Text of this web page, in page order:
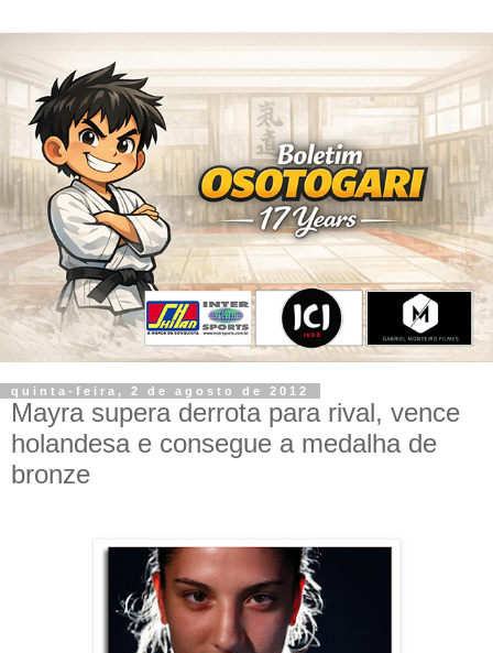
quinta-feira, 2 de agosto de 2012
Mayra supera derrota para rival, vence
holandesa e consegue a medalha de
bronze